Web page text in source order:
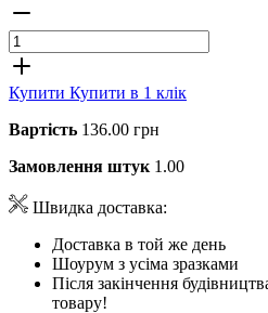
Купити Купити в 1 клік
Вартість 136.00 грн
Замовлення штук 1.00
Швидка доставка:
Доставка в той же день
Шоурум з усіма зразками
Після закінчення
товару!